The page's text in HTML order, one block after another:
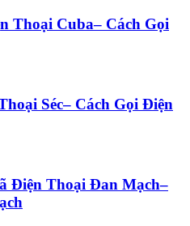
Thoại Cuba– Cách Gọi
Séc– Cách Gọi Điện
Điện Thoại Đan Mạch–